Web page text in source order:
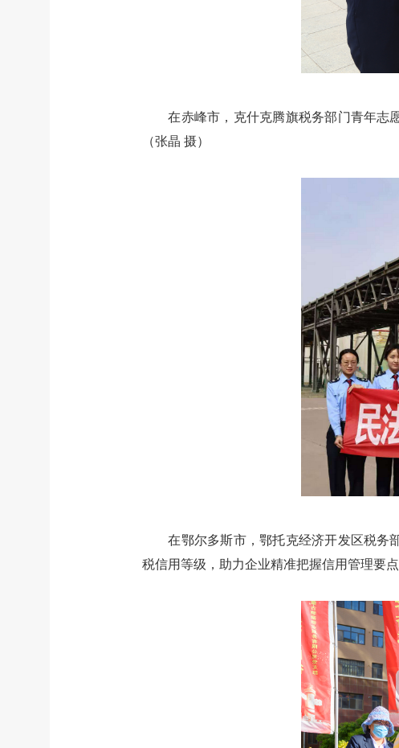
在赤峰市，克什克腾旗税务部门青年志
（张晶 摄）
在鄂尔多斯市，鄂托克经济开发区税务
税信用等级，助力企业精准把握信用管理要